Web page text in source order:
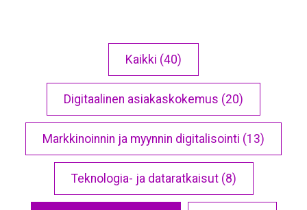
Kaikki (40)
Digitaalinen asiakaskokemus (20)
Markkinoinnin ja myynnin digitalisointi (13)
Teknologia- ja dataratkaisut (8)